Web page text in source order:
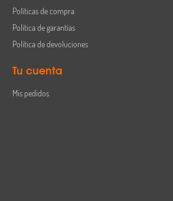
Políticas de compra
Política de garantías
Política de devoluciones
Tu cuenta
Mis pedidos